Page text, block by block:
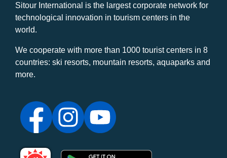
Sitour International is the largest corporate network for
technological innovation in tourism centers in the
world.
We cooperate with more than 1000 tourist centers in 8
countries: ski resorts, mountain resorts, aquaparks and
more.